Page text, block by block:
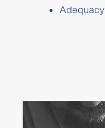
Adequacy